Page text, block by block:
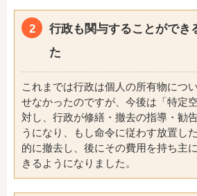
行政も関与することができ
た
これまでは行政は個人の所有物につ
せなかったのですが、今後は「特定
対し、行政が修繕・撤去の指導・勧
うになり、もし命令に従わす放置し
的に撤去し、後にその費用を持ち主
きるようになりました。